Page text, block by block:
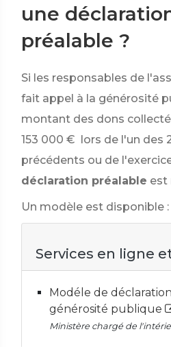
une
préalable ?
Si les responsables de
fait appel à la générosité
montant des dons
153 000 € lors de l'un des
précédents ou de
déclaration préalable est
Un modèle est disponible :
Services en ligne
Modéle de
générosité publique
Ministère chargé de